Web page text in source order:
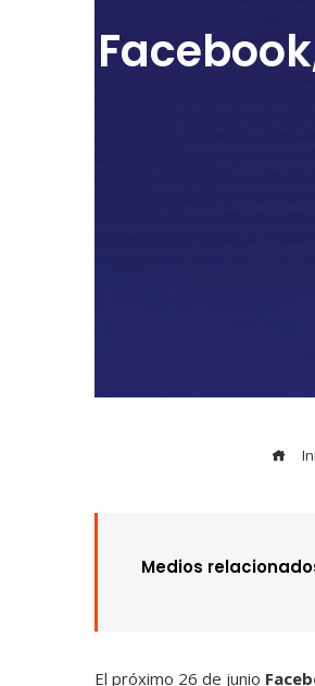
Medios
El próximo 26 de junio